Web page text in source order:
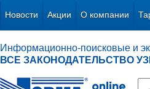
Новости Акции О компании
Информационно-поисковые и
ВСЕ ЗАКОНОДАТЕЛЬСТВО